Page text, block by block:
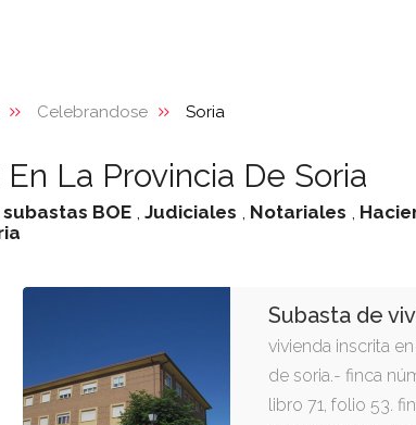
Celebrandose Soria
La Provincia De Soria
subastas BOE , Judiciales , Notariales ,
Subasta de
vivienda inscrita
de soria.- finca
libro 71, folio 53.